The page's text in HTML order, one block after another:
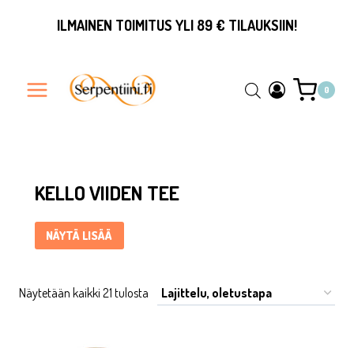
ILMAINEN TOIMITUS YLI 89 € TILAUKSIIN!
0
Kello viiden tee ... Content continues. Activate the Näytä
KELLO VIIDEN TEE
NÄYTÄ LISÄÄ
Näytetään kaikki 21 tulosta